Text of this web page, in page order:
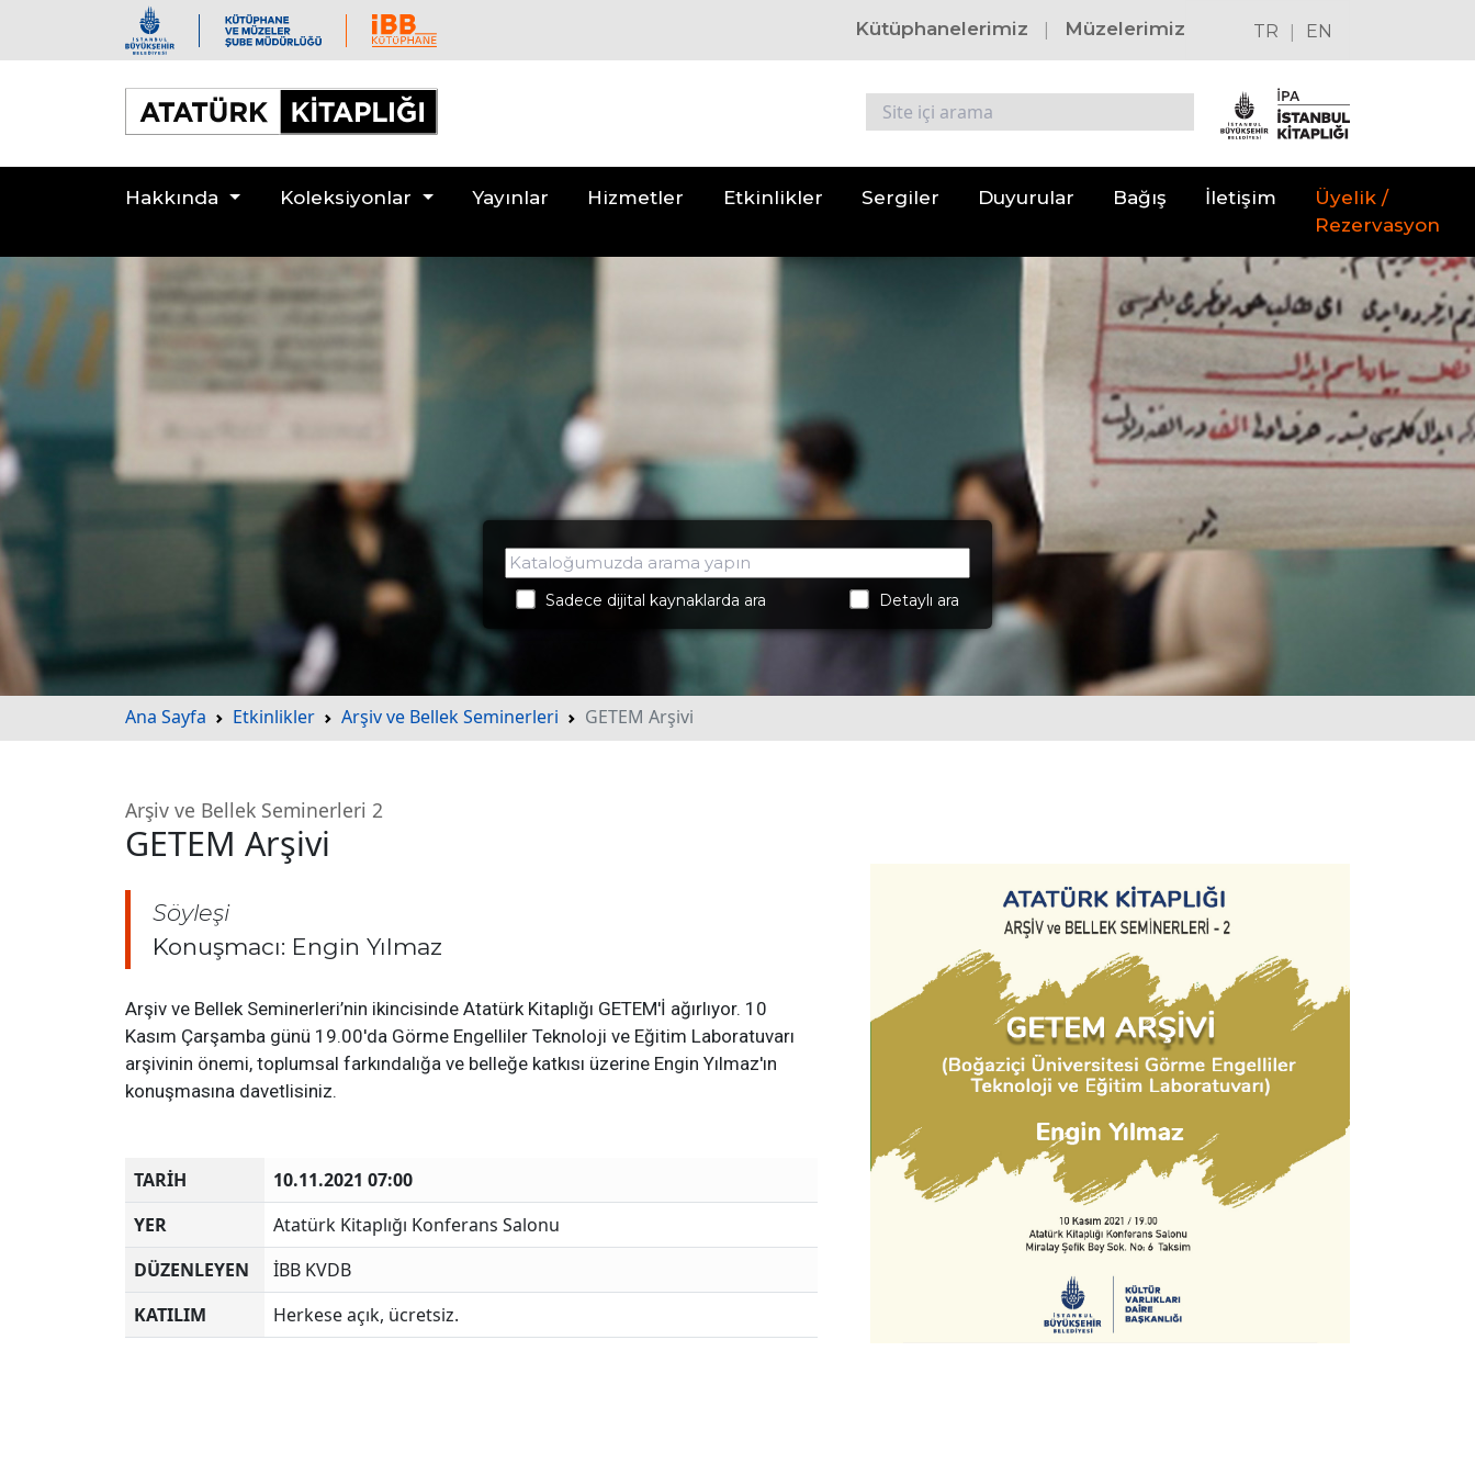
TR | EN
Kütüphanelerimiz | Müzelerimiz
Hakkında Koleksiyonlar Yayınlar Hizmetler Etkinlikler Sergiler Duyurular Bağış İletişim
Üyelik /
Rezervasyon
Sadece dijital kaynaklarda ara Detaylı ara
Ana Sayfa Etkinlikler Arşiv ve Bellek Seminerleri GETEM Arşivi
Arşiv ve Bellek Seminerleri 2
GETEM Arşivi
Söyleşi
Konuşmacı: Engin Yılmaz
Arşiv ve Bellek Seminerleri’nin ikincisinde Atatürk Kitaplığı GETEM'İ ağırlıyor. 10
Kasım Çarşamba günü 19.00'da Görme Engelliler Teknoloji ve Eğitim Laboratuvarı
arşivinin önemi, toplumsal farkındalığa ve belleğe katkısı üzerine Engin Yılmaz'ın
konuşmasına davetlisiniz.
TARİH
10.11.2021 07:00
YER
Atatürk Kitaplığı Konferans Salonu
DÜZENLEYEN
İBB KVDB
KATILIM
Herkese açık, ücretsiz.